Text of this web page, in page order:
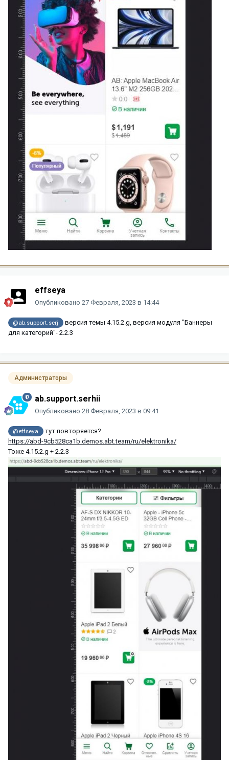
effseya
Опубликовано 27 Февраля, 2023 в 14:44
@ab.support.serj
версия темы 4.15.2.g, версия модуля "Баннеры
для категорий"- 2.2.3
Администраторы
ab.support.serhii
Опубликовано 28 Февраля, 2023 в 09:41
@effseya
тут повторяется?
https://abd-9cb528ca1b.demos.abt.team/ru/elektronika/
Тоже 4.15.2.g + 2.2.3